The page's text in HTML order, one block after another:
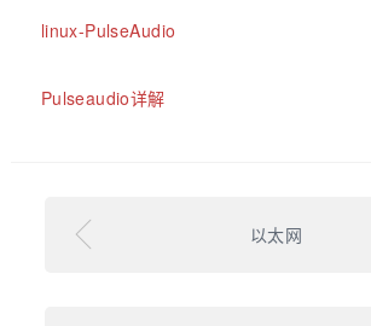
linux-PulseAudio
Pulseaudio详解
以太网